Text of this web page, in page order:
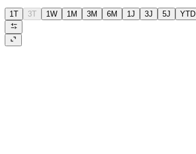
1T 3T 1W 1M 3M 6M 1J 3J 5J YTD